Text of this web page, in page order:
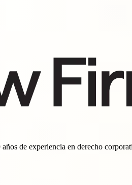
de experiencia en derecho